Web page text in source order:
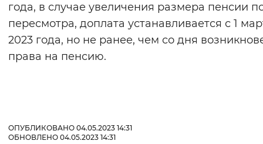
года, в случае увеличения размера пенсии
пересмотра, доплата устанавливается с 1
2023 года, но не ранее, чем со дня
права на пенсию.
ОПУБЛИКОВАНО 04.05.2023 14:31
ОБНОВЛЕНО 04.05.2023 14:31